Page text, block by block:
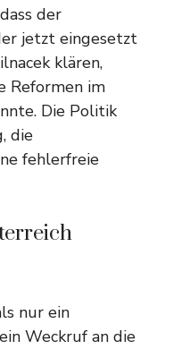
der
jetzt eingesetzt
klären,
Reformen im
Die Politik
die
fehlerfreie
nur ein
Weckruf an die